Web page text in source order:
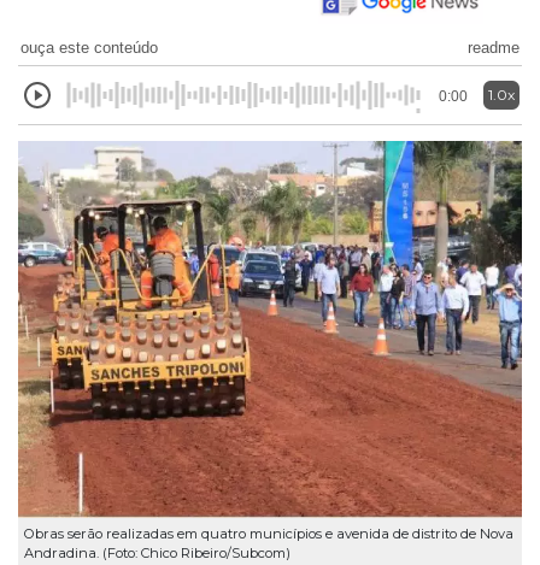
ouça este conteúdo readme
0:00 1.0x
Obras serão realizadas em quatro municípios e avenida de distrito de Nova
Andradina. (Foto: Chico Ribeiro/Subcom)